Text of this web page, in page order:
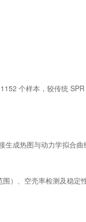
个样本，较传统
生成热图与动力学拟合曲
）、空壳率检测及稳定